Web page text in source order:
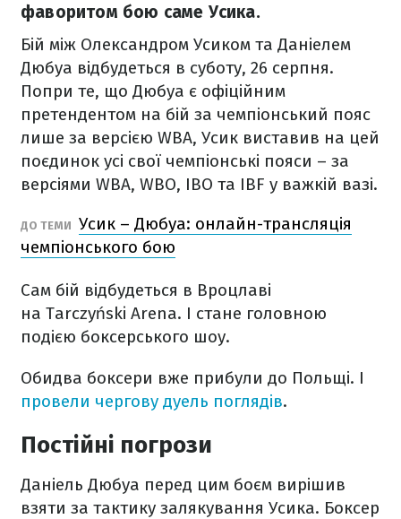
фаворитом бою саме Усика.
Бій між Олександром Усиком та Даніелем
Дюбуа відбудеться в суботу, 26 серпня.
Попри те, що Дюбуа є офіційним
претендентом на бій за чемпіонський пояс
лише за версією WBA, Усик виставив на цей
поєдинок усі свої чемпіонські пояси – за
версіями WBA, WBO, IBO та IBF у важкій вазі.
ДО ТЕМИ Усик – Дюбуа: онлайн-трансляція
чемпіонського бою
Сам бій відбудеться в Вроцлаві
на Tarczyński Arena. І стане головною
подією боксерського шоу.
Обидва боксери вже прибули до Польщі. І
провели чергову дуель поглядів.
Постійні погрози
Даніель Дюбуа перед цим боєм вирішив
взяти за тактику залякування Усика. Боксер